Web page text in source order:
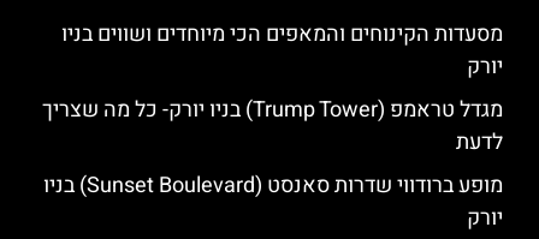
מסעדות הקינוחים והמאפים הכי מיוחדים ושווים בניו
יורק
מגדל טראמפ (Trump Tower) בניו יורק- כל מה שצריך
לדעת
מופע ברודווי שדרות סאנסט (Sunset Boulevard) בניו
יורק